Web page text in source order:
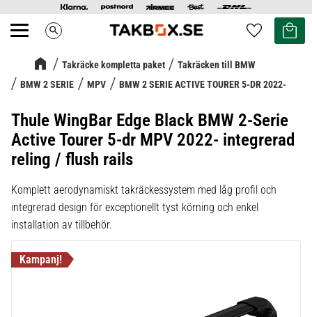
Meny search Favoriter
Kundvagn
Takräcke kompletta paket
Takräcken till BMW
BMW 2 SERIE
MPV BMW 2 SERIE ACTIVE TOURER 5-DR 2022-
Thule WingBar Edge Black BMW 2-Serie
Active Tourer 5-dr MPV 2022- integrerad
reling / flush rails
Komplett aerodynamiskt takräckessystem med låg profil och
integrerad design för exceptionellt tyst körning och enkel
installation av tillbehör.